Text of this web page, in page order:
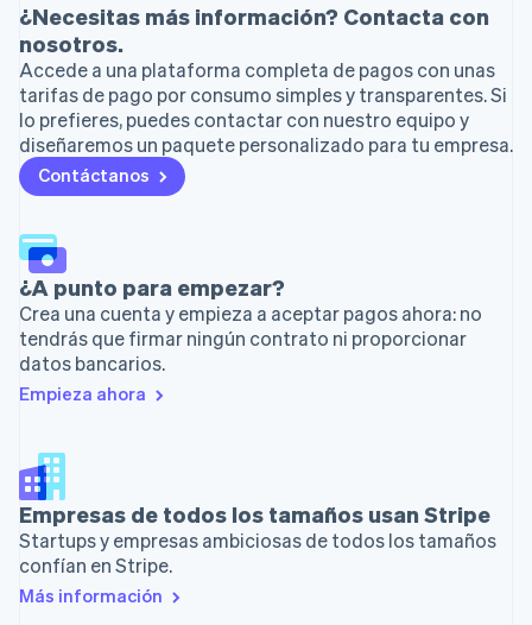
¿Necesitas más información? Contacta con
nosotros.
Accede a una plataforma completa de pagos con unas
tarifas de pago por consumo simples y transparentes. Si
lo prefieres, puedes contactar con nuestro equipo y
diseñaremos un paquete personalizado para tu empresa.
Contáctanos
¿A punto para empezar?
Crea una cuenta y empieza a aceptar pagos ahora: no
tendrás que firmar ningún contrato ni proporcionar
datos bancarios.
Empieza ahora
Empresas de todos los tamaños usan Stripe
Startups y empresas ambiciosas de todos los tamaños
confían en Stripe.
Más información